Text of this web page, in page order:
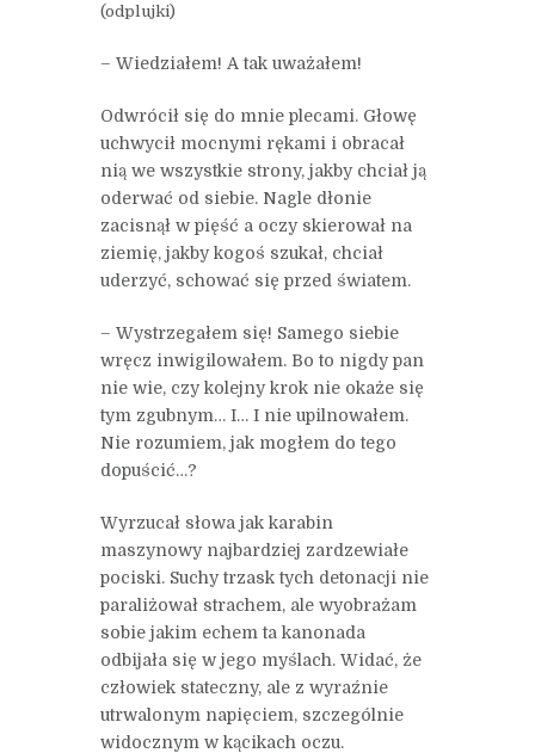
(odplujki)
– Wiedziałem! A tak uważałem!
Odwrócił się do mnie plecami. Głowę
uchwycił mocnymi rękami i obracał
nią we wszystkie strony, jakby chciał ją
oderwać od siebie. Nagle dłonie
zacisnął w pięść a oczy skierował na
ziemię, jakby kogoś szukał, chciał
uderzyć, schować się przed światem.
– Wystrzegałem się! Samego siebie
wręcz inwigilowałem. Bo to nigdy pan
nie wie, czy kolejny krok nie okaże się
tym zgubnym… I… I nie upilnowałem.
Nie rozumiem, jak mogłem do tego
dopuścić…?
Wyrzucał słowa jak karabin
maszynowy najbardziej zardzewiałe
pociski. Suchy trzask tych detonacji nie
paraliżował strachem, ale wyobrażam
sobie jakim echem ta kanonada
odbijała się w jego myślach. Widać, że
człowiek stateczny, ale z wyraźnie
utrwalonym napięciem, szczególnie
widocznym w kącikach oczu.